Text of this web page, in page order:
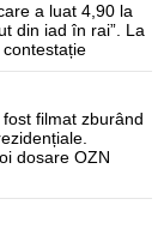
a luat 4,90 la
din iad în rai”. La
filmat zburând
dosare OZN